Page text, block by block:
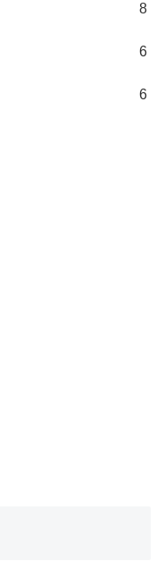
8
6
6